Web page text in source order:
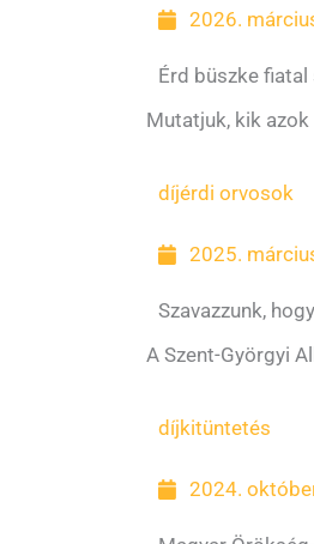
2026.
Érd büszke
Mutatjuk, kik
díjérdi orvosok
2025.
Szavazzunk,
A Szent-Györgyi
díjkitüntetés
2024.